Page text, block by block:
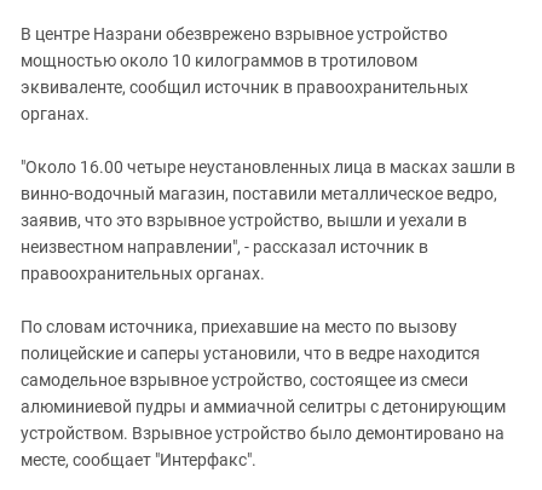
КАВКАЗ ЗА ПАЛЕСТИНУ
ИНАКОМЫСЛИЕ В ЧЕЧНЕ
ПРЕСЛЕДОВАНИЕ АКТИВИСТОВ
Ингушетия
Кабардино-Балкария
Карачаево-Черкесия
Краснодарский край
Нагорный Карабах
Российская Федерация
Ростовская область
Северная Осетия - Алания
Ставропольский край
Чечня
В центре Назрани обезврежено взрывное устройство
мощностью около 10 килограммов в тротиловом
эквиваленте, сообщил источник в правоохранительных
органах.
"Около 16.00 четыре неустановленных лица в масках зашли в
винно-водочный магазин, поставили металлическое ведро,
заявив, что это взрывное устройство, вышли и уехали в
неизвестном направлении", - рассказал источник в
правоохранительных органах.
По словам источника, приехавшие на место по вызову
полицейские и саперы установили, что в ведре находится
самодельное взрывное устройство, состоящее из смеси
алюминиевой пудры и аммиачной селитры с детонирующим
устройством. Взрывное устройство было демонтировано на
месте, сообщает "Интерфакс".